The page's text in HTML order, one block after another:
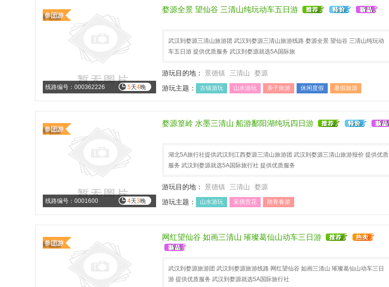
5天4晚
线路编号：000362226
婺源全景 望仙谷 三清山纯玩动车五日游
武汉到婺源三清山旅游团 武汉到婺源三清山旅游线路 婺源全景 望仙谷 三清山纯玩动
车五日游 提供优质服务 武汉到婺源就选5A国际旅
游玩目的地： 景德镇 三清山
婺源
游玩主题：
古镇游玩 山水游玩 亲子旅游 休闲度假
暑假旅游
4天3晚
线路编号：0001600
婺源篁岭 水墨三清山 船游鄱阳湖纯玩四日游
湖北5A旅行社提供武汉到江西婺源三清山旅游团 武汉到婺源三清山旅游报价 提供优质
服务 武汉到婺源就选5A国际旅行社 提供优质服务
游玩目的地： 景德镇 三清山
婺源
游玩主题：
山水游玩 采摘赏花 踏青春游
网红望仙谷 如画三清山 璀璨葛仙山动车三日游
武汉到婺源旅游团 武汉到婺源旅游线路 网红望仙谷 如画三清山 璀璨葛仙山动车三日
游 提供优质服务 武汉到婺源就选5A国际旅行社